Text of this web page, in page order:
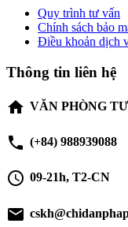
Quy trình tư vấn
Chính sách bảo
Điều khoản dịch
Thông tin liên hệ
home VĂN PHÒNG
phone (+84) 988939088
schedule 09-21h, T2-CN
email